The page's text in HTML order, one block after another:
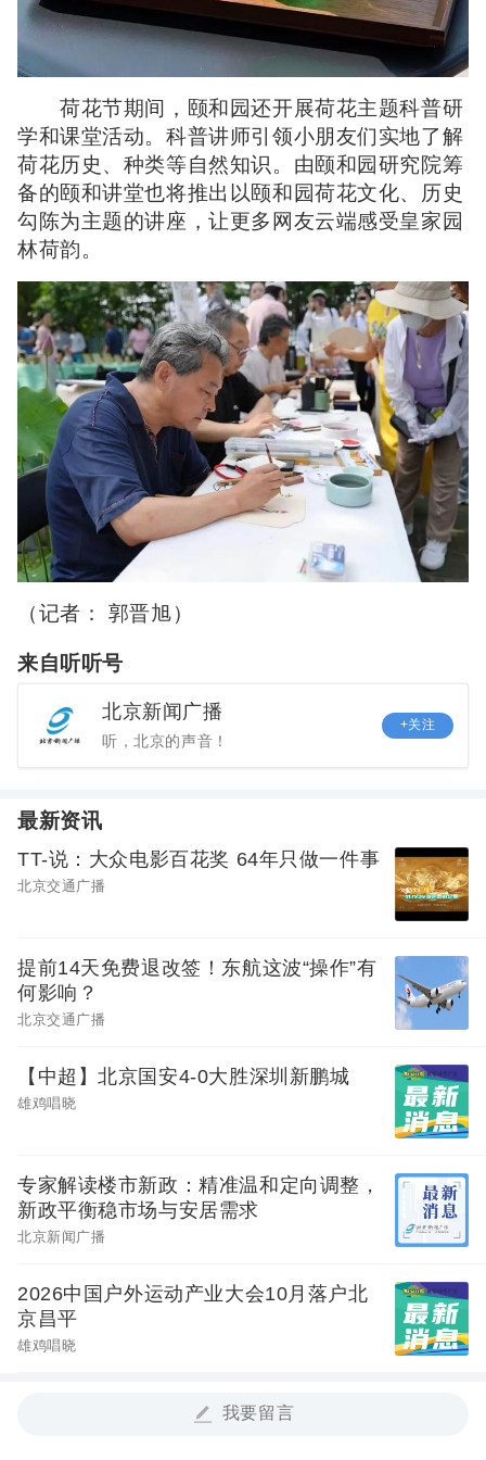
荷花节期间，颐和园还开展荷花主题科普研
学和课堂活动。科普讲师引领小朋友们实地了解
荷花历史、种类等自然知识。由颐和园研究院筹
备的颐和讲堂也将推出以颐和园荷花文化、历史
勾陈为主题的讲座，让更多网友云端感受皇家园
林荷韵。
（记者： 郭晋旭）
来自听听号
北京新闻广播
听，北京的声音！
+关注
最新资讯
TT-说：大众电影百花奖 64年只做一件事
北京交通广播
提前14天免费退改签！东航这波“操作”有
何影响？
北京交通广播
【中超】北京国安4-0大胜深圳新鹏城
雄鸡唱晓
专家解读楼市新政：精准温和定向调整，
新政平衡稳市场与安居需求
北京新闻广播
2026中国户外运动产业大会10月落户北
京昌平
雄鸡唱晓
我要留言